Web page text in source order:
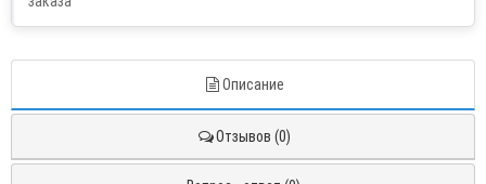
Описание
Отзывов (0)